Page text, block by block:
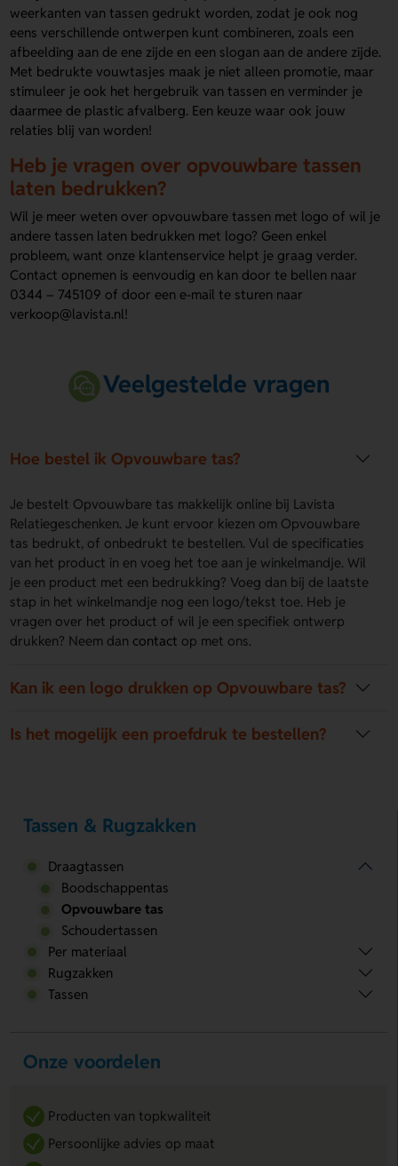
weerkanten van tassen gedrukt worden, zodat je ook nog
eens verschillende ontwerpen kunt combineren, zoals een
afbeelding aan de ene zijde en een slogan aan de andere zijde.
Met bedrukte vouwtasjes maak je niet alleen promotie, maar
stimuleer je ook het hergebruik van tassen en verminder je
daarmee de plastic afvalberg. Een keuze waar ook jouw
relaties blij van worden!
Heb je vragen over opvouwbare tassen
laten bedrukken?
Wil je meer weten over opvouwbare tassen met logo of wil je
andere tassen laten bedrukken met logo? Geen enkel
probleem, want onze klantenservice helpt je graag verder.
Contact opnemen is eenvoudig en kan door te bellen naar
0344 – 745109 of door een e-mail te sturen naar
verkoop@lavista.nl!
Veelgestelde vragen
Hoe bestel ik Opvouwbare tas?
Je bestelt Opvouwbare tas makkelijk online bij Lavista
Relatiegeschenken. Je kunt ervoor kiezen om Opvouwbare
tas bedrukt, of onbedrukt te bestellen. Vul de specificaties
van het product in en voeg het toe aan je winkelmandje. Wil
je een product met een bedrukking? Voeg dan bij de laatste
stap in het winkelmandje nog een logo/tekst toe. Heb je
vragen over het product of wil je een specifiek ontwerp
drukken? Neem dan contact op met ons.
Kan ik een logo drukken op Opvouwbare tas?
Is het mogelijk een proefdruk te bestellen?
Tassen & Rugzakken
Draagtassen
Boodschappentas
Opvouwbare tas
Schoudertassen
Per materiaal
Rugzakken
Tassen
Onze voordelen
Producten van topkwaliteit
Persoonlijke advies op maat